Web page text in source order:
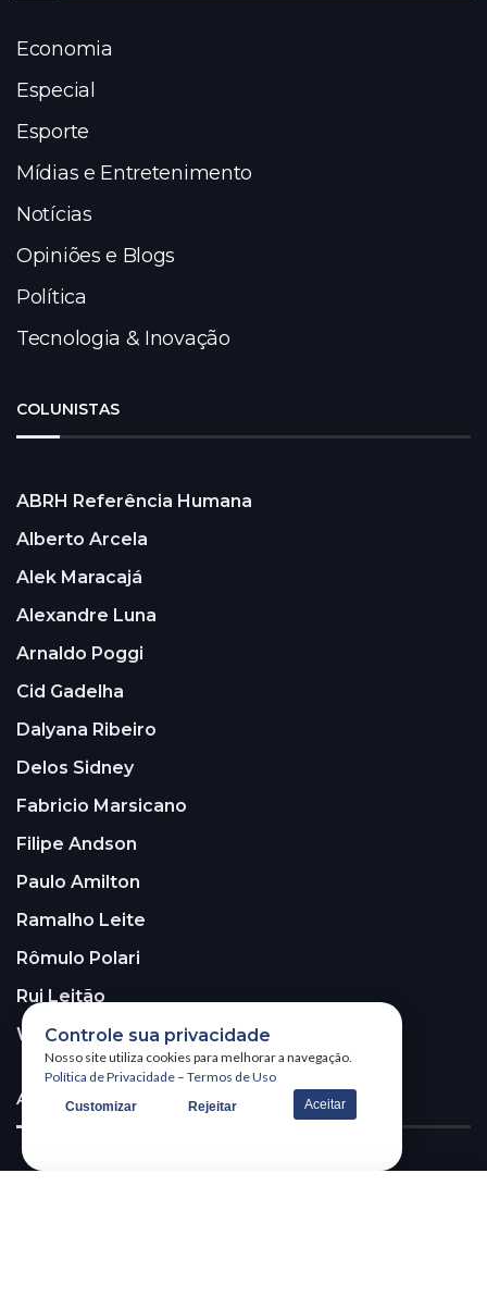
Economia
Especial
Esporte
Mídias e Entretenimento
Notícias
Opiniões e Blogs
Política
Tecnologia & Inovação
COLUNISTAS
ABRH Referência Humana
Alberto Arcela
Alek Maracajá
Alexandre Luna
Arnaldo Poggi
Cid Gadelha
Dalyana Ribeiro
Delos Sidney
Fabricio Marsicano
Filipe Andson
Paulo Amilton
Ramalho Leite
Rômulo Polari
Rui Leitão
Walter Santos
ASSINE A NOSSA NEWSLETTER!
Controle sua privacidade
Nosso site utiliza cookies para melhorar a navegação.
Política de Privacidade – Termos de Uso
Customizar Rejeitar Aceitar